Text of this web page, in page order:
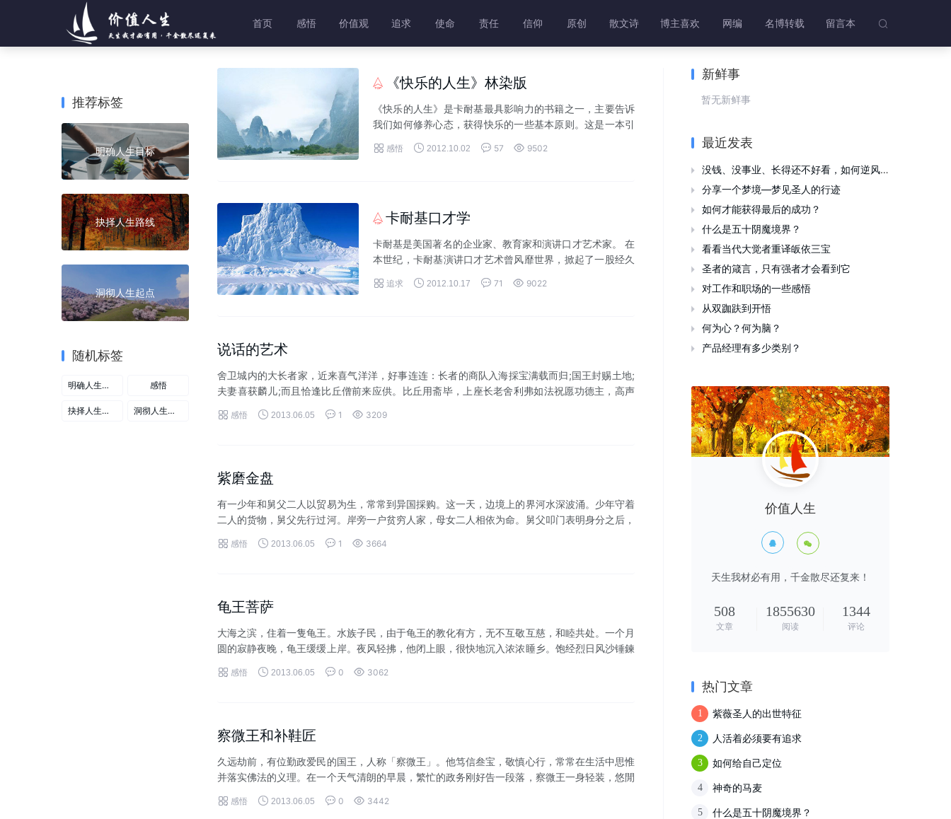

首页 感悟 价值观 追求 使命 责任 信仰 原创 散文诗 博主喜欢 网编 名博转载 留言本
推荐标签
明确人生目标
抉择人生路线
洞彻人生起点
随机标签
明确人生目标 感悟
抉择人生路线 洞彻人生起点
 《快乐的人生》林染版
《快乐的人生》是卡耐基最具影响力的书籍之一，主要告诉
我们如何修养心态，获得快乐的一些基本原则。这是一本引
开心心过一生，相信这是每个人心中的一个梦。...
 感悟  2012.10.02  57  9502
 卡耐基口才学
卡耐基是美国著名的企业家、教育家和演讲口才艺术家。 在
本世纪，卡耐基演讲口才艺术曾风靡世界，掀起了一股经久
就有近2000个卡耐基演讲口才训练班，仍满...
 追求  2012.10.17  71  9022
说话的艺术
舍卫城内的大长者家，近来喜气洋洋，好事连连：长者的商队入海採宝满载而归;国王封赐土地;
夫妻喜获麟儿;而且恰逢比丘僧前来应供。比丘用斋毕，上座长老舍利弗如法祝愿功德主，高声
 感悟  2013.06.05  1  3209
紫磨金盘
有一少年和舅父二人以贸易为生，常常到异国採购。这一天，边境上的界河水深波涌。少年守着
二人的货物，舅父先行过河。岸旁一户贫穷人家，母女二人相依为命。舅父叩门表明身分之后，
 感悟  2013.06.05  1  3664
龟王菩萨
大海之滨，住着一隻龟王。水族子民，由于龟王的教化有方，无不互敬互慈，和睦共处。一个月
圆的寂静夜晚，龟王缓缓上岸。夜风轻拂，他闭上眼，很快地沉入浓浓睡乡。饱经烈日风沙锤鍊
 感悟  2013.06.05  0  3062
察微王和补鞋匠
久远劫前，有位勤政爱民的国王，人称「察微王」。他笃信叁宝，敬慎心行，常常在生活中思惟
并落实佛法的义理。在一个天气清朗的早晨，繁忙的政务刚好告一段落，察微王一身轻装，悠閒
 感悟  2013.06.05  0  3442
新鲜事
暂无新鲜事
最近发表
 没钱、没事业、长得还不好看，如何逆风翻盘?
 分享一个梦境—梦见圣人的行迹
 如何才能获得最后的成功？
 什么是五十阴魔境界？
 看看当代大觉者重译皈依三宝
 圣者的箴言，只有强者才会看到它
 对工作和职场的一些感悟
 从双跏趺到开悟
 何为心？何为脑？
 产品经理有多少类别？
价值人生
 
天生我材必有用，千金散尽还复来！
508
文章
1855630
阅读
1344
评论
热门文章
1 紫薇圣人的出世特征
2 人活着必须要有追求
3 如何给自己定位
4 神奇的马麦
5 什么是五十阴魔境界？